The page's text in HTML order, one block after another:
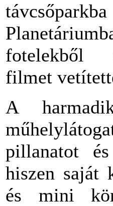
fotelekből
filmet
A
pillanatot
hiszen saját
és mini